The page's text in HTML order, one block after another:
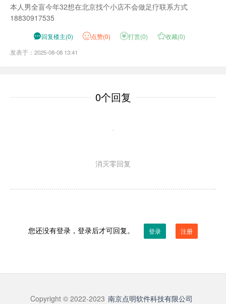
本人男全盲今年32想在北京找个小店不会做足疗联系方式
18830917535
回复楼主(0) 点赞(0) 打赏(0) 收藏(0)
发表于：2025-08-08 13:41
0个回复
消灭零回复
您还没有登录，登录后才可回复。 登录 注册
Copyright © 2022-2023 南京点明软件科技有限公司